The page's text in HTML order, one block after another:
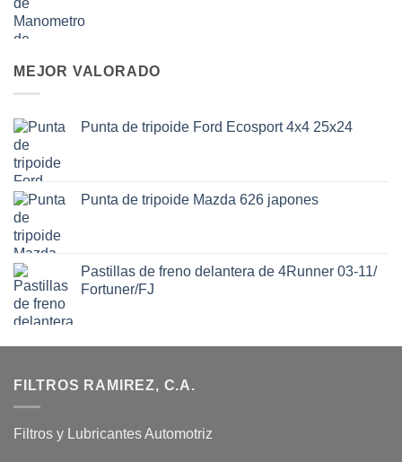
MEJOR VALORADO
Punta de tripoide Ford Ecosport 4x4 25x24
Punta de tripoide Mazda 626 japones
Pastillas de freno delantera de 4Runner 03-11/
Fortuner/FJ
FILTROS RAMIREZ, C.A.
Filtros y Lubricantes Automotriz